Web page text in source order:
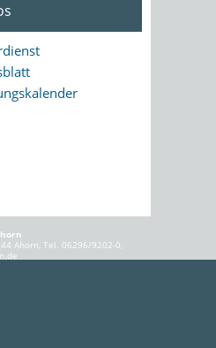
Ahorn, Tel. 06296/9202-0,